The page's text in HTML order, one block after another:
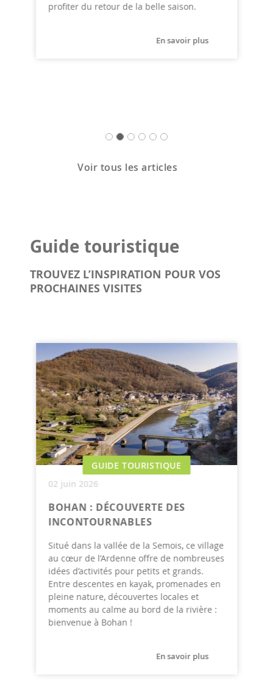
profiter du retour de la belle saison.
En savoir plus
Voir tous les articles
Guide touristique
TROUVEZ L’INSPIRATION POUR VOS
PROCHAINES VISITES
GUIDE TOURISTIQUE
02 juin 2026
BOHAN : DÉCOUVERTE DES
INCONTOURNABLES
Situé dans la vallée de la Semois, ce village
au cœur de l’Ardenne offre de nombreuses
idées d’activités pour petits et grands.
Entre descentes en kayak, promenades en
pleine nature, découvertes locales et
moments au calme au bord de la rivière :
bienvenue à Bohan !
En savoir plus